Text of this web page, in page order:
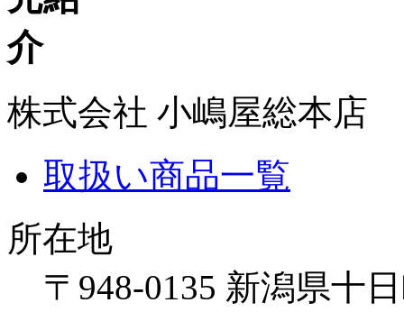
株式会社 小嶋屋総本店
取扱い商品一覧
所在地
〒948-0135 新潟県十